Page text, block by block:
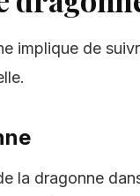
implique de
la dragonne